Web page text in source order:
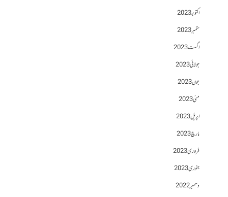
اکتوبر 2023
ستمبر 2023
اگست 2023
جولائی 2023
جون 2023
مئی 2023
اپریل 2023
مارچ 2023
فروری 2023
جنوری 2023
دسمبر 2022